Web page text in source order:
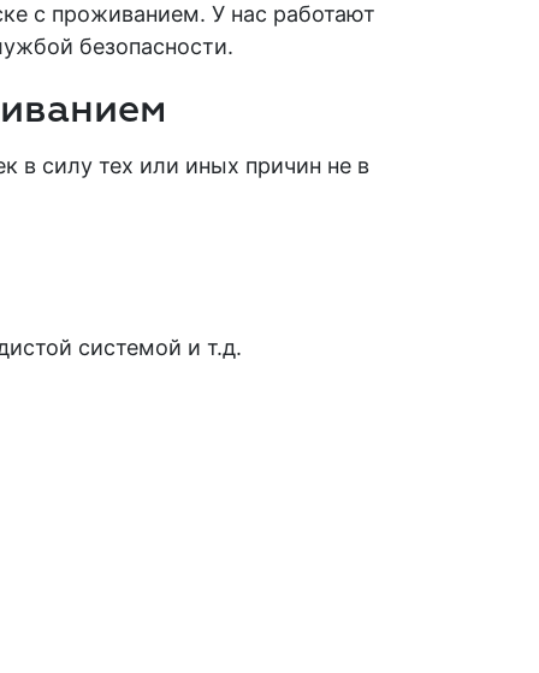
с проживанием. У нас работают
безопасности.
в силу тех или иных причин не в
системой и т.д.